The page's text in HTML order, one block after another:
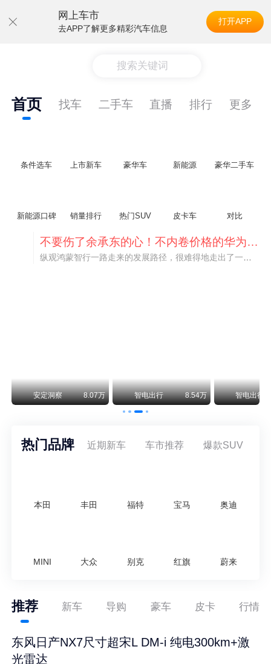
网上车市
去APP了解更多精彩汽车信息
打开APP
搜索关键词
首页 找车 二手车 直播 排行 更多
条件选车 上市新车 豪华车 新能源 豪华二手车
新能源口碑 销量排行 热门SUV 皮卡车 对比
不要伤了余承东的心！不内卷价格的华为，弥足珍贵！
安定洞察 8.07万 智电出行 8.54万 智电出行
热门品牌 近期新车 车市推荐 爆款SUV
本田 丰田 福特 宝马 奥迪
MINI 大众 别克 红旗 蔚来
推荐 新车 导购 豪车 皮卡 行情
东风日产NX7尺寸超宋L DM-i 纯电300km+激
光雷达